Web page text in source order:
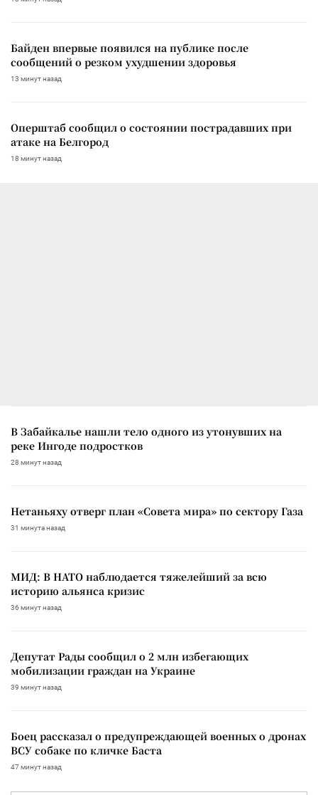
Байден впервые появился на публике после
сообщений о резком ухудшении здоровья
13 минут назад
Оперштаб сообщил о состоянии пострадавших при
атаке на Белгород
18 минут назад
В Забайкалье нашли тело одного из утонувших на
реке Ингоде подростков
28 минут назад
Нетаньяху отверг план «Совета мира» по сектору Газа
31 минута назад
МИД: В НАТО наблюдается тяжелейший за всю
историю альянса кризис
36 минут назад
Депутат Рады сообщил о 2 млн избегающих
мобилизации граждан на Украине
39 минут назад
Боец рассказал о предупреждающей военных о дронах
ВСУ собаке по кличке Баста
47 минут назад